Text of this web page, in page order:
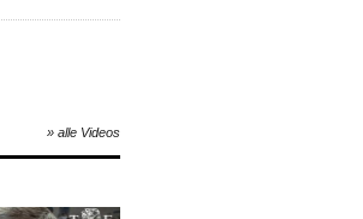
» alle Videos